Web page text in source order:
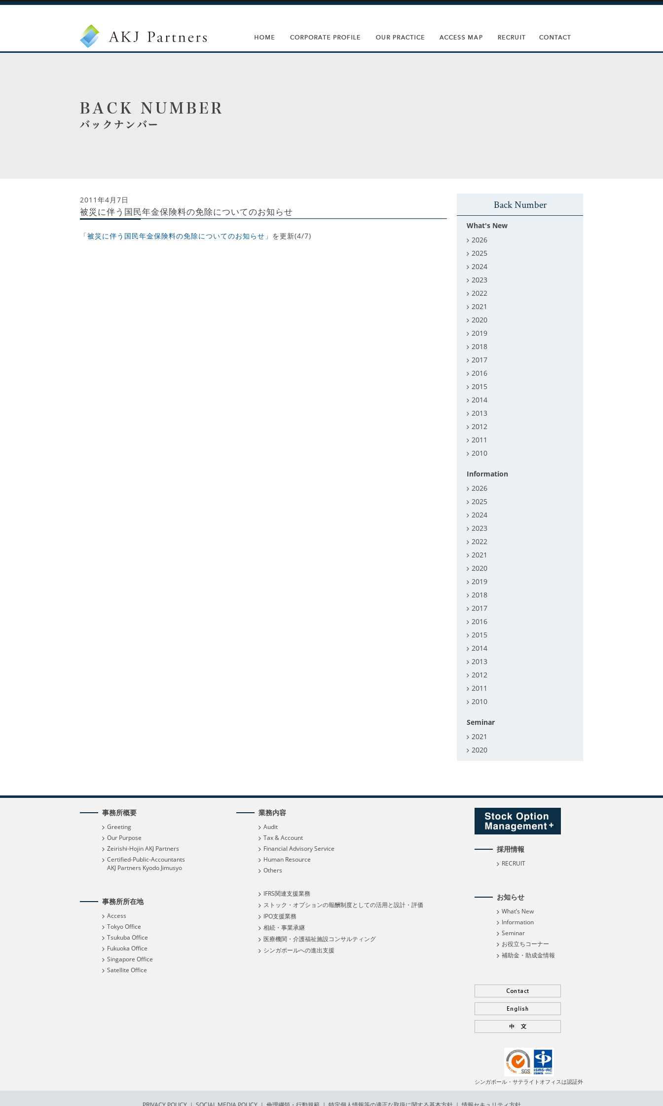
2011年4月7日
被災に伴う国民年金保険料の免除についてのお知らせ
「被災に伴う国民年金保険料の免除についてのお知らせ」 を更新(4/7)
Back Number
What's New
2026
2025
2024
2023
2022
2021
2020
2019
2018
2017
2016
2015
2014
2013
2012
2011
2010
Information
2026
2025
2024
2023
2022
2021
2020
2019
2018
2017
2016
2015
2014
2013
2012
2011
2010
Seminar
2021
2020
事務所概要
Greeting
Our Purpose
Zeirishi-Hojin AKJ Partners
Certified-Public-Accountants
AKJ Partners Kyodo Jimusyo
事務所所在地
Access
Tokyo Office
Tsukuba Office
Fukuoka Office
Singapore Office
Satellite Office
業務内容
Audit
Tax & Account
Financial Advisory Service
Human Resource
Others
IFRS関連支援業務
ストック・オプションの報酬制度としての活用と設計・評価
IPO支援業務
相続・事業承継
医療機関・介護福祉施設コンサルティング
シンガポールへの進出支援
採用情報
RECRUIT
お知らせ
What’s New
Information
Seminar
お役立ちコーナー
補助金・助成金情報
シンガポール・サテライトオフィスは認証外